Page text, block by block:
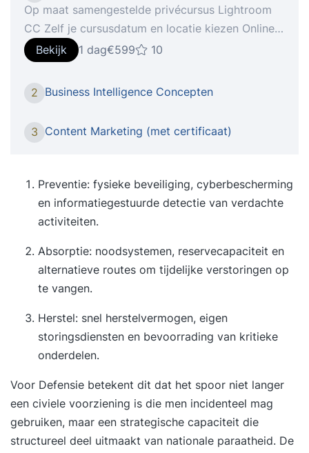
Op maat samengestelde privécursus Lightroom
CC Zelf je cursusdatum en locatie kiezen Online
verder leren met StudyFlix De nieuwste telg van
Creative Cloud gooit in een flitsend jasje het roer
cursus Lightroom CC ga je aan de slag om, indien
toveren naar beeld waar je echt trots op kan zijn!
cursus Lightroom CC vindt er een telefonische
intake plaats, waarin we je huidige niveau en
leerbehoefte bepalen. 2: Voorbereiding Wij gaan
voor je samen te stellen op basis van je huidige
niveau en interesses. 3: Cursusdatum Op je zelf
gekozen cursusdatum ga je één op één aan de
software laat zien in praktijkgerichte oefeningen.
Wij stellen een computer met de software tot je
beschikking. 4: StudyFlix Na de cursus Lightroom
CC krijg je toegang tot ons online
cursusplatform, waar je terug kan blikken op de
cursus of aan de slag kunt gaan met gevorderde
stof, certificaten kan verdienen & meer
Bekijk 1 dag€599 10
2 Business Intelligence Concepten
3 Content Marketing (met certificaat)
Preventie: fysieke beveiliging, cyberbescherming
en informatiegestuurde detectie van verdachte
activiteiten.
Absorptie: noodsystemen, reservecapaciteit en
alternatieve routes om tijdelijke verstoringen op
te vangen.
Herstel: snel herstelvermogen, eigen
storingsdiensten en bevoorrading van kritieke
onderdelen.
Voor Defensie betekent dit dat het spoor niet langer
een civiele voorziening is die men incidenteel mag
gebruiken, maar een strategische capaciteit die
structureel deel uitmaakt van nationale paraatheid. De